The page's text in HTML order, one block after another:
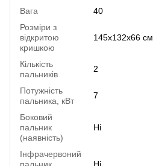
Вага
40
Розміри з
відкритою
кришкою
145х132х66 см
Кількість
пальників
2
Потужність
пальника, кВт
7
Боковий
пальник
(наявність)
Ні
Інфрачервоний
пальник
Ні